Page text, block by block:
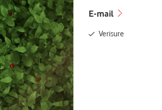
E-mail
Verisure